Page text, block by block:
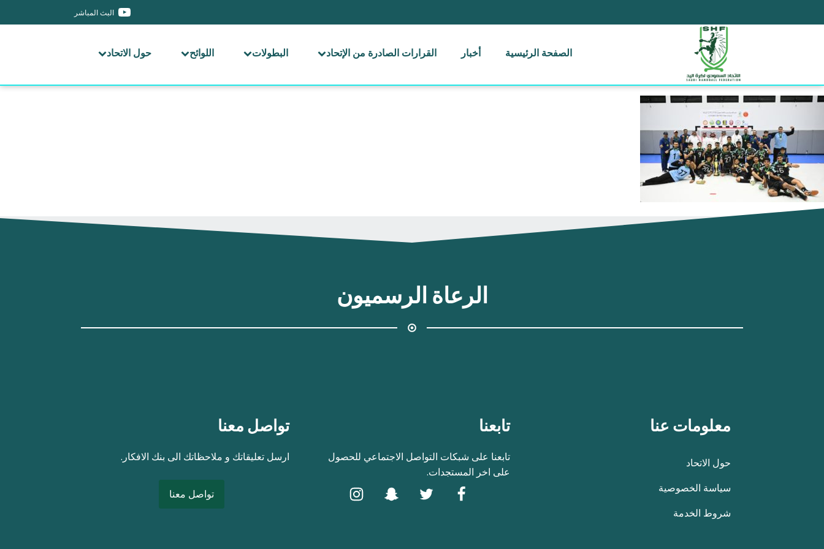
البث المباشر
الصفحة الرئيسية أخبار القرارات الصادرة من الإتحاد البطولات اللوائح حول الاتحاد
الرعاة الرسميون
معلومات عنا
حول الاتحاد
سياسة الخصوصية
شروط الخدمة
تابعنا
تابعنا على شبكات التواصل الاجتماعي للحصول
على اخر المستجدات.
تواصل معنا
ارسل تعليقاتك و ملاحظاتك الى بنك الافكار.
تواصل معنا